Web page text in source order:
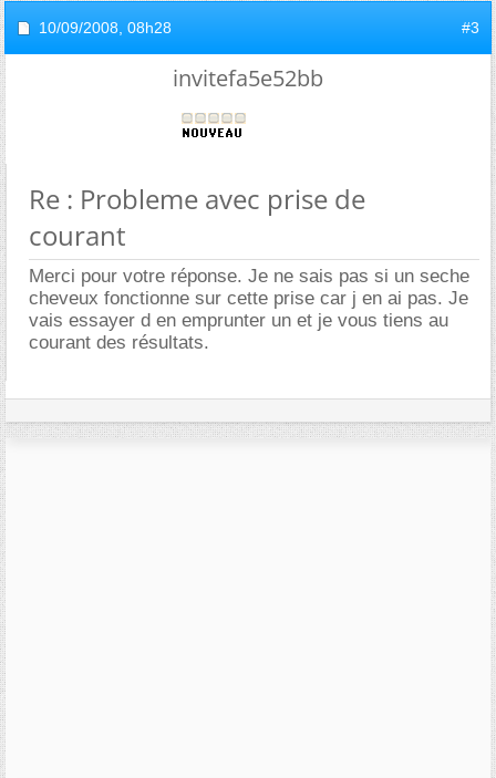
10/09/2008, 08h28 #3
invitefa5e52bb
Re : Probleme avec prise de
courant
Merci pour votre réponse. Je ne sais pas si un seche
cheveux fonctionne sur cette prise car j en ai pas. Je
vais essayer d en emprunter un et je vous tiens au
courant des résultats.